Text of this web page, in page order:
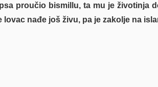
proučio bismillu, ta mu je životinja
nađe još živu, pa je zakolje na